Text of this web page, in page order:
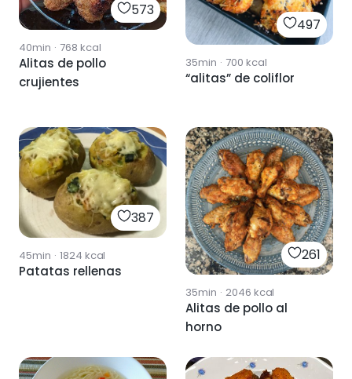
573
40min · 768 kcal
Alitas de pollo
crujientes
497
35min · 700 kcal
“alitas” de coliflor
387
45min · 1824 kcal
Patatas rellenas
261
35min · 2046 kcal
Alitas de pollo al
horno